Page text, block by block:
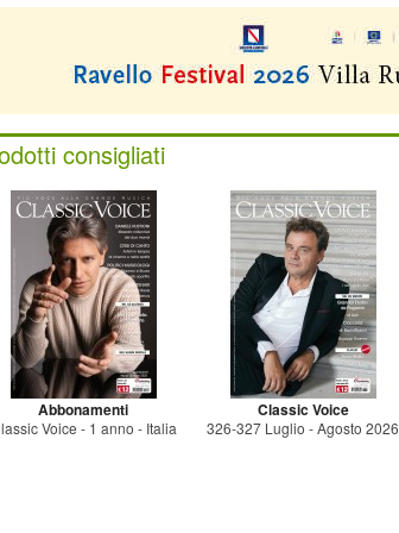
consigliati
Abbonamenti
Voice - 1 anno - Italia
Classic Voice
326-327 Luglio - Agosto 2026